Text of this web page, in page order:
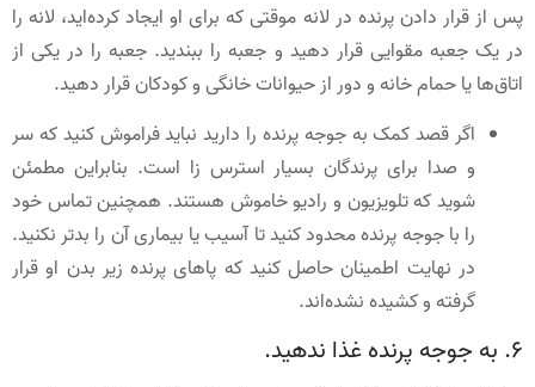
پس از قرار دادن پرنده در لانه موقتی که برای او ایجاد کرده‌اید، لانه را
در یک جعبه مقوایی قرار دهید و جعبه را ببندید. جعبه را در یکی از
اتاق‌ها یا حمام خانه‌ و دور از حیوانات خانگی و کودکان قرار دهید.
اگر قصد کمک به جوجه پرنده را دارید نباید فراموش کنید که سر
و صدا برای پرندگان بسیار استرس زا است. بنابراین مطمئن
شوید که تلویزیون و رادیو خاموش هستند. همچنین تماس خود
را با جوجه پرنده محدود کنید تا آسیب یا بیماری آن را بدتر نکنید.
در نهایت اطمینان حاصل کنید که پاهای پرنده زیر بدن او قرار
گرفته و کشیده نشده‌اند.
6. به جوجه پرنده غذا ندهید.